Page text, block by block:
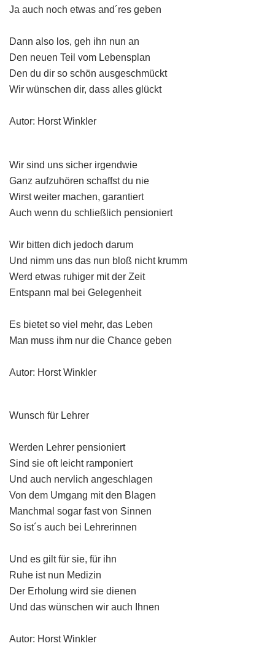
Ja auch noch etwas and´res geben
Dann also los, geh ihn nun an
Den neuen Teil vom Lebensplan
Den du dir so schön ausgeschmückt
Wir wünschen dir, dass alles glückt
Autor: Horst Winkler
Wir sind uns sicher irgendwie
Ganz aufzuhören schaffst du nie
Wirst weiter machen, garantiert
Auch wenn du schließlich pensioniert
Wir bitten dich jedoch darum
Und nimm uns das nun bloß nicht krumm
Werd etwas ruhiger mit der Zeit
Entspann mal bei Gelegenheit
Es bietet so viel mehr, das Leben
Man muss ihm nur die Chance geben
Autor: Horst Winkler
Wunsch für Lehrer
Werden Lehrer pensioniert
Sind sie oft leicht ramponiert
Und auch nervlich angeschlagen
Von dem Umgang mit den Blagen
Manchmal sogar fast von Sinnen
So ist´s auch bei Lehrerinnen
Und es gilt für sie, für ihn
Ruhe ist nun Medizin
Der Erholung wird sie dienen
Und das wünschen wir auch Ihnen
Autor: Horst Winkler